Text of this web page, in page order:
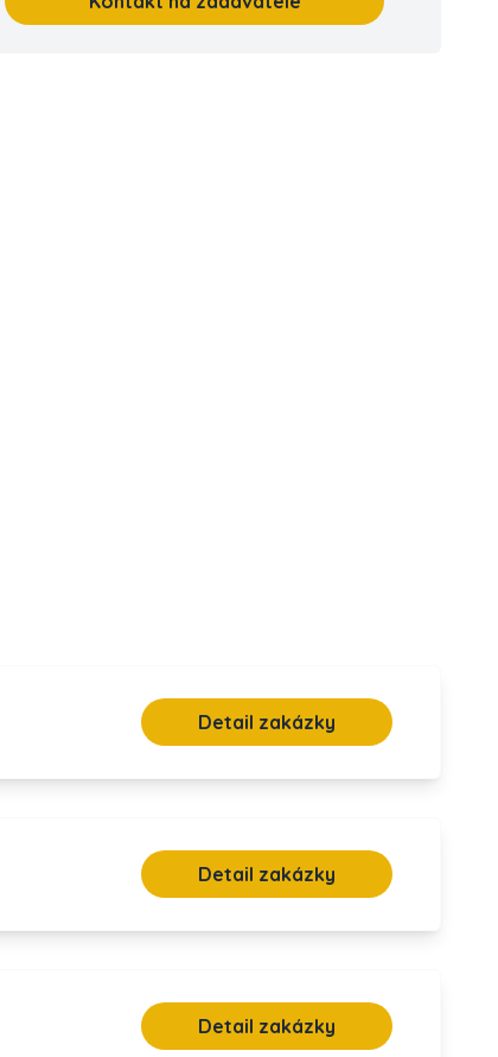
Detail zakázky
Detail zakázky
Detail zakázky